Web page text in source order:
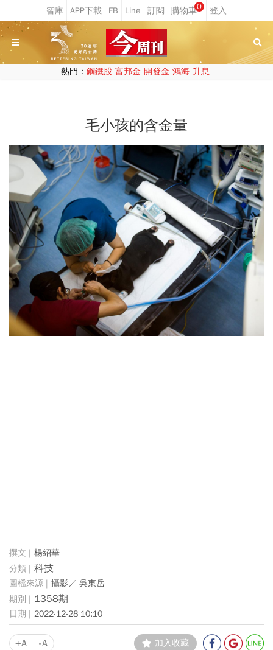
0
熱門： 鋼鐵股 富邦金 開發金 鴻海 升息
毛小孩的含金量
楊紹華
科技
攝影／ 吳東岳
1358期
2022-12-28 10:10
+A -A 加入收藏